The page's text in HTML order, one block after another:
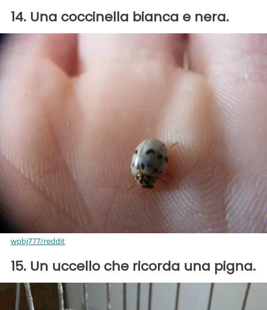
14. Una coccinella bianca e nera.
wpbj777/reddit
15. Un uccello che ricorda una pigna.